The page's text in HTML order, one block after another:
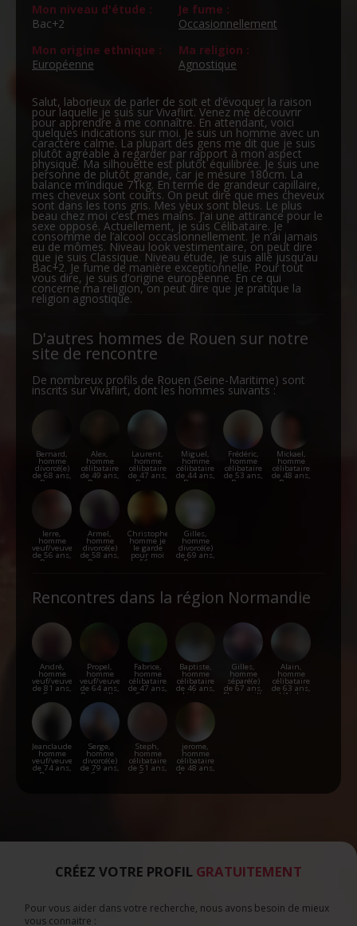
Mon niveau d'étude :
Bac+2
Je fume :
Occasionnellement
Mon origine ethnique :
Européenne
Ma religion :
Agnostique
Salut, laborieux de parler de soit et d’évoquer la raison
pour laquelle je suis sur Vivaflirt. Venez me découvrir
pour apprendre à me connaître. En attendant, voici
quelques indications sur moi. Je suis un homme avec un
caractère calme. La plupart des gens me dit que je suis
plutôt agréable à regarder par rapport à mon aspect
physique. Ma silhouette est plutôt équilibrée. Je suis une
personne de plutôt grande, car je mesure 180cm. La
balance m’indique 71kg. En terme de grandeur capillaire,
mes cheveux sont courts. On peut dire que mes cheveux
sont dans les tons gris. Mes yeux sont bleus. Le plus
beau chez moi c’est mes mains. J’ai une attirance pour le
sexe opposé. Actuellement, je suis Célibataire. Je
consomme de l’alcool occasionnellement. Je n’ai jamais
eu de mômes. Niveau look vestimentaire, on peut dire
que je suis Classique. Niveau étude, je suis allé jusqu’au
Bac+2. Je fume de manière exceptionnelle. Pour tout
vous dire, je suis d’origine européenne. En ce qui
concerne ma religion, on peut dire que je pratique la
religion agnostique.
D'autres hommes de Rouen sur notre
site de rencontre
De nombreux profils de Rouen (Seine-Maritime) sont
inscrits sur Vivaflirt, dont les hommes suivants :
Bernard,
homme
divorcé(e)
de 68 ans,
Rouen
Alex,
homme
célibataire
de 49 ans,
Rouen
Laurent,
homme
célibataire
de 47 ans,
Rouen
Miguel,
homme
célibataire
de 44 ans,
Rouen
Frédéric,
homme
célibataire
de 53 ans,
Rouen
Mickael,
homme
célibataire
de 48 ans,
Rouen
Ierre,
homme
veuf/veuve
de 56 ans,
Rouen
Armel,
homme
divorcé(e)
de 58 ans,
Rouen
Christophe,
homme je
le garde
pour moi
de 56 ans,
Gilles,
homme
divorcé(e)
de 69 ans,
Rouen
Rencontres dans la région Normandie
André,
homme
veuf/veuve
de 81 ans,
Caen
Propel,
homme
veuf/veuve
de 64 ans,
Barneville-
Carteret
Fabrice,
homme
célibataire
de 47 ans,
Canisy
Baptiste,
homme
célibataire
de 46 ans,
Lisieux
Gilles,
homme
séparé(e)
de 67 ans,
Flamanville
Alain,
homme
célibataire
de 63 ans,
L'Aigle
Jeanclaude,
homme
veuf/veuve
de 74 ans,
Bernay
Serge,
homme
divorcé(e)
de 79 ans,
Caen
Steph,
homme
célibataire
de 51 ans,
Caen
jerome,
homme
célibataire
de 48 ans,
Argentan
CRÉEZ VOTRE PROFIL GRATUITEMENT
Pour vous aider dans votre recherche, nous avons besoin de mieux
vous connaitre :